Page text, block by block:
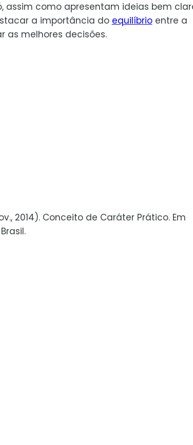
assim como apresentam ideias bem
a importância do equilíbrioentre a
as melhores decisões.
2014). Conceito de Caráter Prático. Em